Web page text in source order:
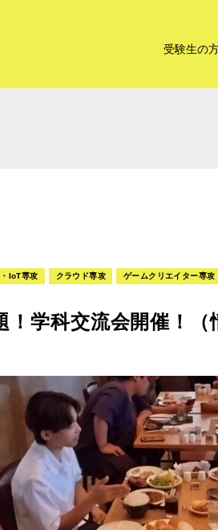
受験生の
IoT専攻 クラウド専攻 ゲームクリエイター専攻
学科交流会開催！（